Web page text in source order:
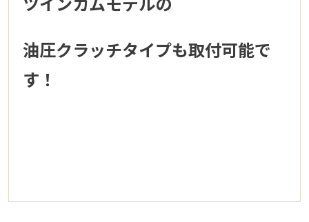
油圧クラッチタイプも取付可能で
す！